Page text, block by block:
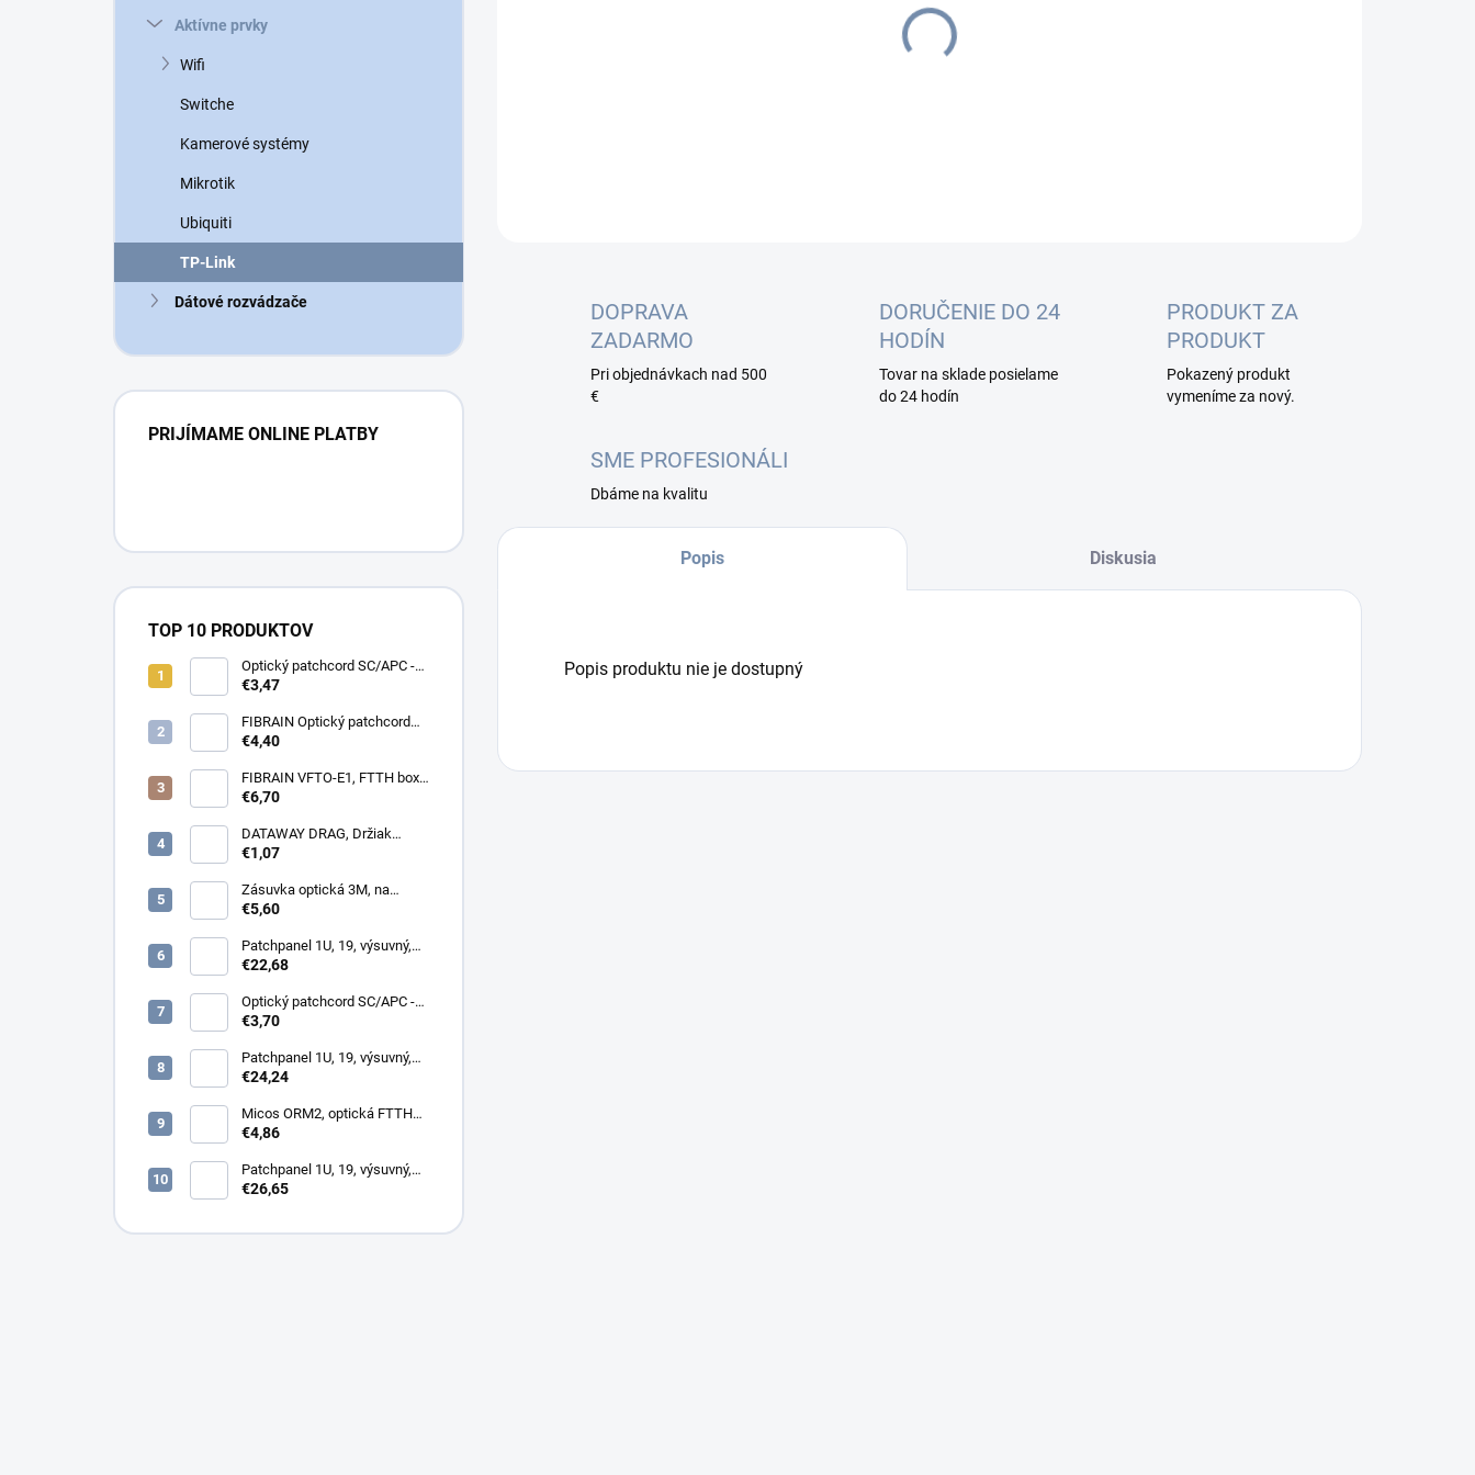
Aktívne prvky
Wifi
Switche
Kamerové systémy
Mikrotik
Ubiquiti
TP-Link
Dátové rozvádzače
PRIJÍMAME ONLINE PLATBY
TOP 10 PRODUKTOV
Optický patchcord SC/APC -
LC/APC 1m simplex, SM,
€3,47
FIBRAIN Optický patchcord
LC/APC - LC/APC 1m, Gold,
€4,40
FIBRAIN VFTO-E1, FTTH box,
1x adaptér SC/APC, 1x pigtail
€6,70
DATAWAY DRAG, Držiak
kotvy, na stĺp, kovový
€1,07
Zásuvka optická 3M, na
omítku hybridní, 8686,
€5,60
Patchpanel 1U, 19, výsuvný,
12x SC simplex, biely (1x
€22,68
Optický patchcord SC/APC -
LC/PC 1m duplex, SM,
€3,70
Patchpanel 1U, 19, výsuvný,
24x SC simplex, 24x LC
€24,24
Micos ORM2, optická FTTH
zásuvka, 2x SC simplex
€4,86
Patchpanel 1U, 19, výsuvný,
12x SC duplex, biely (2x
€26,65
DOPRAVA
ZADARMO
Pri objednávkach nad 500
€
DORUČENIE DO 24
HODÍN
Tovar na sklade posielame
do 24 hodín
PRODUKT ZA
PRODUKT
Pokazený produkt
vymeníme za nový.
SME PROFESIONÁLI
Dbáme na kvalitu
Popis Diskusia
Popis produktu nie je dostupný